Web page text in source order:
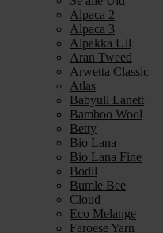
Alpaca 2
Alpaca 3
Alpakka Ull
Aran Tweed
Arwetta Classic
Atlas
Babyull Lanett
Bamboo Wool
Betty
Bio Lana
Bio Lana Fine
Bodil
Bumle Bee
Cloud
Eco Melange
Faroese Yarn